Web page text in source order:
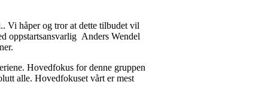
Vi håper og tror at dette tilbudet vil
oppstartsansvarlig Anders Wendel
Hovedfokus for denne gruppen
alle. Hovedfokuset vårt er mest